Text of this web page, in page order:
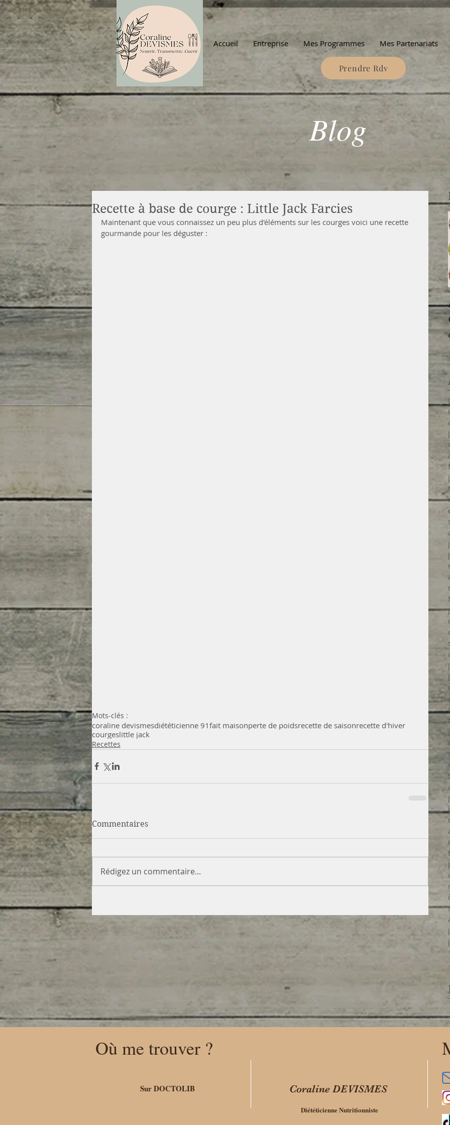
Accueil Entreprise Mes Programmes Mes Partenariats
Prendre Rdv
Blog
Recette à base de courge : Little Jack Farcies
Maintenant que vous connaissez un peu plus d'éléments sur les courges voici une recette
gourmande pour les déguster :
Mots-clés :
coraline devismesdiététicienne 91fait maisonperte de poidsrecette de saisonrecette d'hiver
courgeslittle jack
Recettes
Commentaires
Rédigez un commentaire...
Où me trouver ?
Sur DOCTOLIB Coraline DEVISMES
Diététicienne Nutritionniste